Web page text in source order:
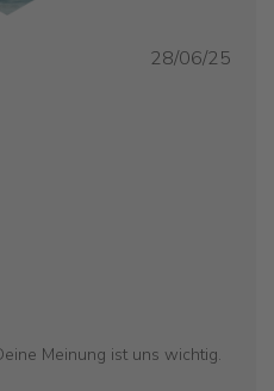
Meinung ist uns wichtig.
28/06/25